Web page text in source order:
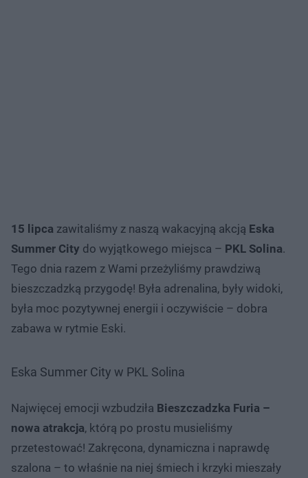
15 lipca zawitaliśmy z naszą wakacyjną akcją Eska
Summer City do wyjątkowego miejsca – PKL Solina.
Tego dnia razem z Wami przeżyliśmy prawdziwą
bieszczadzką przygodę! Była adrenalina, były widoki,
była moc pozytywnej energii i oczywiście – dobra
zabawa w rytmie Eski.
Eska Summer City w PKL Solina
Najwięcej emocji wzbudziła Bieszczadzka Furia –
nowa atrakcja, którą po prostu musieliśmy
przetestować! Zakręcona, dynamiczna i naprawdę
szalona – to właśnie na niej śmiech i krzyki mieszały